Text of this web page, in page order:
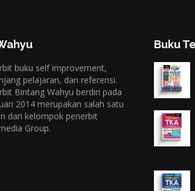
buku self improvement,
pelajaran, dan referensi.
Bintang Wahyu berdiri pada
2014 merupakan salah satu
dari kelompok penerbit
Group.
Buku